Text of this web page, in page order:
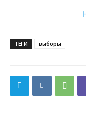
ТЕГИ выборы